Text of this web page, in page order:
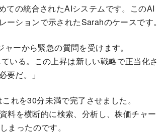
ての統合されたAIシステムです。このAI
ションで示されたSarahのケースです。
ーから緊急の質問を受けます。
いる。この上昇は新しい戦略で正当化さ
要だ。」
れを30分未満で完了させました。
料を横断的に検索、分析し、株価チャー
まったのです。